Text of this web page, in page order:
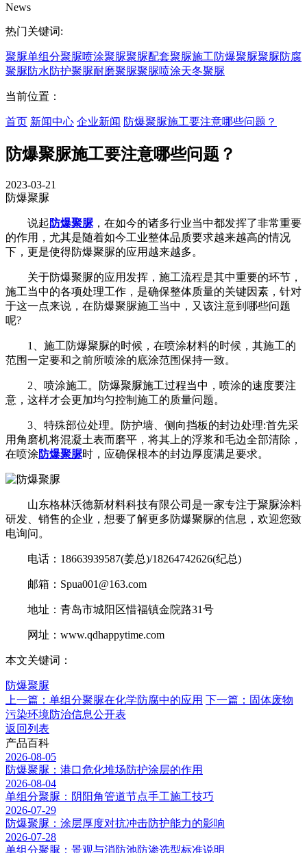
News
热门关键词:
聚脲单组分聚脲喷涂聚脲聚脲配套聚脲施工防爆聚脲聚脲防腐
聚脲防水防护聚脲耐磨聚脲聚脲喷涂天冬聚脲
当前位置：
首页 新闻中心 企业新闻 防爆聚脲施工要注意哪些问题？
防爆聚脲施工要注意哪些问题？
2023-03-21
防爆聚脲
说起 防爆聚脲，在如今的诸多行业当中都发挥了非常重要
的作用，尤其是随着如今工业整体品质要求越来越高的情况
下，更是使得防爆聚脲的应用越来越多。
关于防爆聚脲的应用发挥，施工流程是其中重要的环节，
施工当中的各项处理工作，是确保整体质量的关键因素，针对
于这一点来说，在防爆聚脲施工当中，又该注意到哪些问题
呢?
1、施工防爆聚脲的时候，在喷涂材料的时候，其施工的
范围一定要和之前所喷涂的底涂范围保持一致。
2、喷涂施工。防爆聚脲施工过程当中，喷涂的速度要注
意，这样才会更加均匀控制施工的质量问题。
3、特殊部位处理。防护墙、侧向挡板的封边处理:首先采
用角磨机将混凝土表而磨平，将其上的浮浆和毛边全部清除，
在喷涂防爆聚脲时，应确保根本的封边厚度满足要求。
山东格林沃德新材料科技有限公司是一家专注于聚脲涂料
研发、销售的企业，想要了解更多防爆聚脲的信息，欢迎您致
电询问。
电话：18663939587(姜总)/18264742626(纪总)
邮箱：Spua001@163.com
地址：青岛市城阳区惜福镇金院路31号
网址：www.qdhappytime.com
本文关键词：
防爆聚脲
上一篇：单组分聚脲在化学防腐中的应用 下一篇：固体废物
污染环境防治信息公开表
返回列表
产品百科
2026-08-05
防爆聚脲：港口危化堆场防护涂层的作用
2026-08-04
单组分聚脲：阴阳角管道节点手工施工技巧
2026-07-29
防爆聚脲：涂层厚度对抗冲击防护能力的影响
2026-07-28
单组分聚脲：景观与消防池防渗选型标准说明